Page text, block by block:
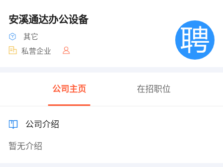
安溪通达办公设备
其它
私营企业
公司主页 在招职位
公司介绍
暂无介绍